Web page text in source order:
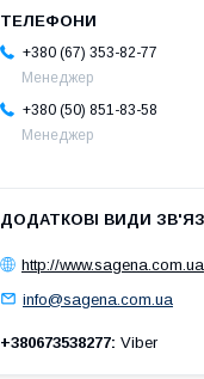
+380 (67) 353-82-77
Менеджер
+380 (50) 851-83-58
Менеджер
http://www.sagena.com.ua
info@sagena.com.ua
+380673538277 Viber